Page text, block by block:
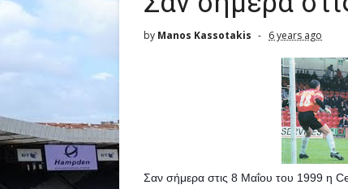
by Manos Kassotakis 6 years ago
Σαν σήμερα στις 8 Μαΐου του 1999 η